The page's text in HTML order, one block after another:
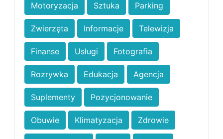
Motoryzacja Sztuka Parking
Zwierzęta Informacje Telewizja
Finanse Usługi Fotografia
Rozrywka Edukacja Agencja
Suplementy Pozycjonowanie
Obuwie Klimatyzacja Zdrowie